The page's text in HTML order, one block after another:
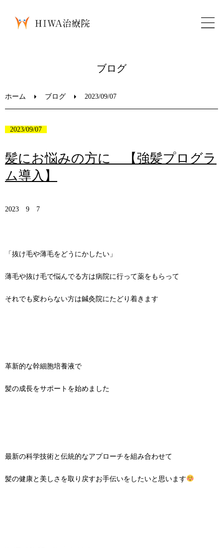
ブログ
ホーム ブログ 2023/09/07
2023/09/07
髪にお悩みの方に 【強髪プログラ
ム導入】
2023 9 7
「抜け毛や薄毛をどうにかしたい」
薄毛や抜け毛で悩んでる方は病院に行って薬をもらって
それでも変わらない方は鍼灸院にたどり着きます
革新的な幹細胞培養液で
髪の成長をサポートを始めました
最新の科学技術と伝統的なアプローチを組み合わせて
髪の健康と美しさを取り戻すお手伝いをしたいと思います